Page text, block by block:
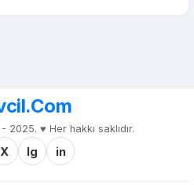
♥️ Her hakkı saklıdır.
X Ig in